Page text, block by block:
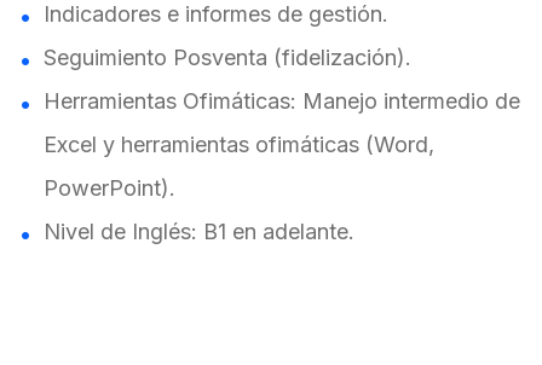
Indicadores e informes de gestión.
Seguimiento Posventa (fidelización).
Herramientas Ofimáticas: Manejo intermedio de
Excel y herramientas ofimáticas (Word,
PowerPoint).
Nivel de Inglés: B1 en adelante.